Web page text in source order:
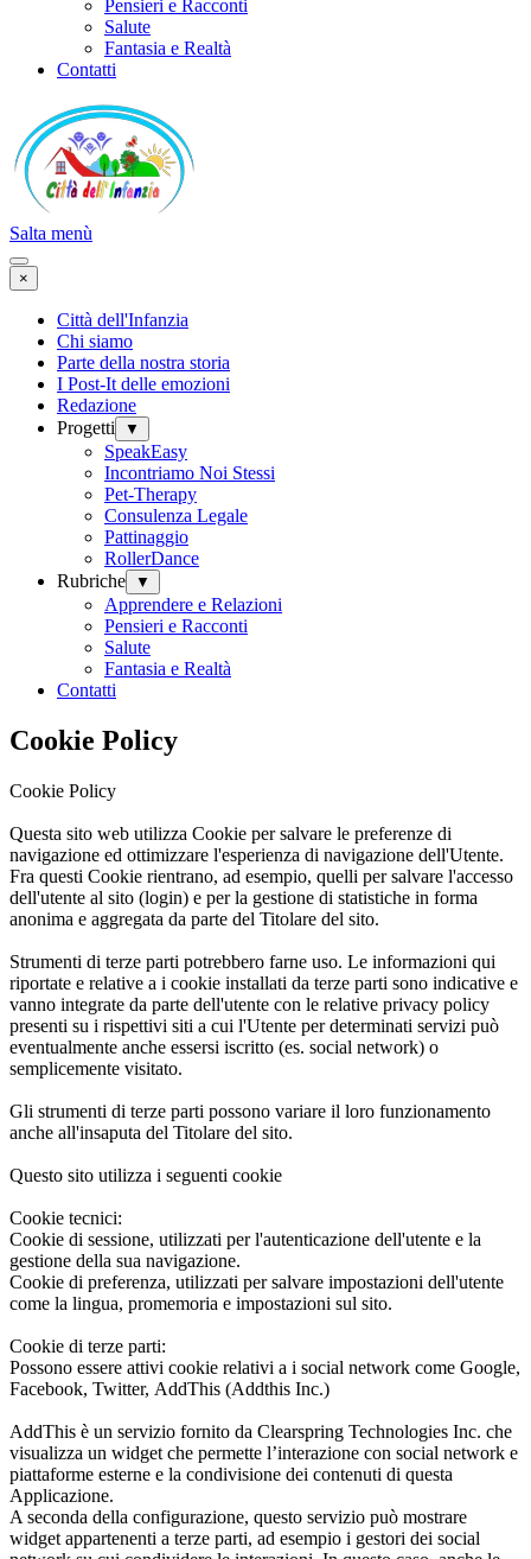
Pensieri e Racconti
Salute
Fantasia e Realtà
Contatti
Salta menù
×
Città dell'Infanzia
Chi siamo
Parte della nostra storia
I Post-It delle emozioni
Redazione
Progetti
▼
SpeakEasy
Incontriamo Noi Stessi
Pet-Therapy
Consulenza Legale
Pattinaggio
RollerDance
Rubriche
▼
Apprendere e Relazioni
Pensieri e Racconti
Salute
Fantasia e Realtà
Contatti
Cookie Policy
Cookie Policy
Questa sito web utilizza Cookie per salvare le preferenze di
navigazione ed ottimizzare l'esperienza di navigazione dell'Utente.
Fra questi Cookie rientrano, ad esempio, quelli per salvare l'accesso
dell'utente al sito (login) e per la gestione di statistiche in forma
anonima e aggregata da parte del Titolare del sito.
Strumenti di terze parti potrebbero farne uso. Le informazioni qui
riportate e relative a i cookie installati da terze parti sono indicative e
vanno integrate da parte dell'utente con le relative privacy policy
presenti su i rispettivi siti a cui l'Utente per determinati servizi può
eventualmente anche essersi iscritto (es. social network) o
semplicemente visitato.
Gli strumenti di terze parti possono variare il loro funzionamento
anche all'insaputa del Titolare del sito.
Questo sito utilizza i seguenti cookie
Cookie tecnici:
Cookie di sessione, utilizzati per l'autenticazione dell'utente e la
gestione della sua navigazione.
Cookie di preferenza, utilizzati per salvare impostazioni dell'utente
come la lingua, promemoria e impostazioni sul sito.
Cookie di terze parti:
Possono essere attivi cookie relativi a i social network come Google,
Facebook, Twitter, AddThis (Addthis Inc.)
AddThis è un servizio fornito da Clearspring Technologies Inc. che
visualizza un widget che permette l’interazione con social network e
piattaforme esterne e la condivisione dei contenuti di questa
Applicazione.
A seconda della configurazione, questo servizio può mostrare
widget appartenenti a terze parti, ad esempio i gestori dei social